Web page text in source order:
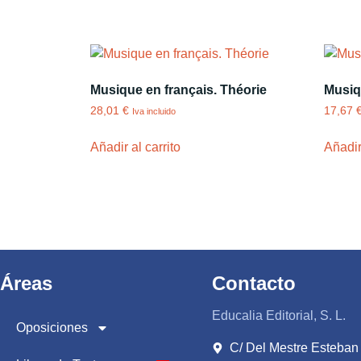
Musique en français. Théorie
28,01 € Iva incluido
Añadir al carrito
17,67
Áreas
Oposiciones
Contacto
Educalia Editorial, S. L.
C/ Del Mestre